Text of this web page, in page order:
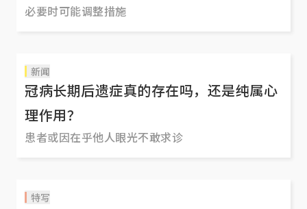
必要时可能调整措施
新闻
冠病长期后遗症真的存在吗，还是纯属心
理作用？
患者或因在乎他人眼光不敢求诊
特写